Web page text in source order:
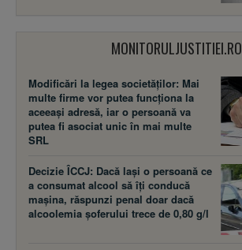
MONITORULJUSTITIEI.RO
Modificări la legea societăţilor: Mai
multe firme vor putea funcţiona la
aceeaşi adresă, iar o persoană va
putea fi asociat unic în mai multe
SRL
Decizie ÎCCJ: Dacă laşi o persoană ce
a consumat alcool să îţi conducă
maşina, răspunzi penal doar dacă
alcoolemia şoferului trece de 0,80 g/l